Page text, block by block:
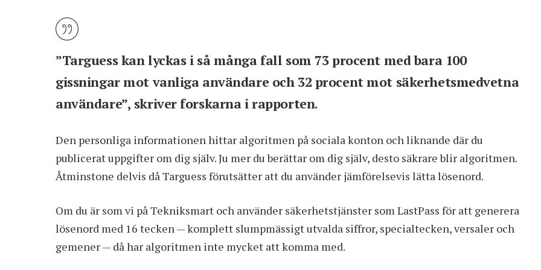
”Targuess kan lyckas i så många fall som 73 procent med bara 100
gissningar mot vanliga användare och 32 procent mot säkerhetsmedvetna
användare”, skriver forskarna i rapporten.
Den personliga informationen hittar algoritmen på sociala konton och liknande där du
publicerat uppgifter om dig själv. Ju mer du berättar om dig själv, desto säkrare blir algoritmen.
Åtminstone delvis då Targuess förutsätter att du använder jämförelsevis lätta lösenord.
Om du är som vi på Tekniksmart och använder säkerhetstjänster som LastPass för att generera
lösenord med 16 tecken — komplett slumpmässigt utvalda siffror, specialtecken, versaler och
gemener — då har algoritmen inte mycket att komma med.